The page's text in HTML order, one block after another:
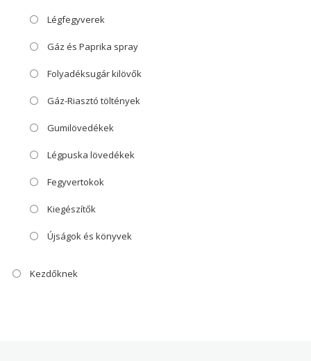
Légfegyverek
Gáz és Paprika spray
Folyadéksugár kilövők
Gáz-Riasztó töltények
Gumilövedékek
Légpuska lövedékek
Fegyvertokok
Kiegészítők
Újságok és könyvek
Kezdőknek